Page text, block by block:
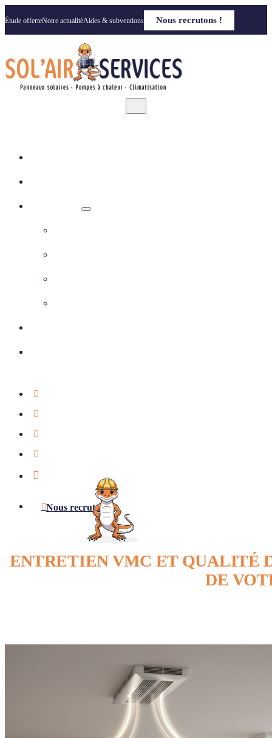
Étude offerteNotre actualitéAides & subventions Nous recrutons !
Nous recrutons !
ENTRETIEN VMC ET QUALITÉ
DE